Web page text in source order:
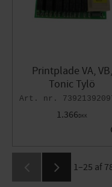
Printplade VA, VB,
Tonic Tylö​
1.366DKK
1–25 af